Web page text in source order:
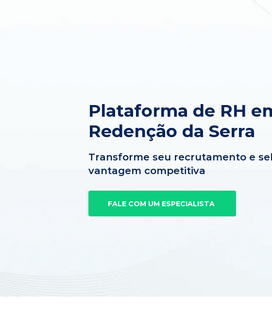
Plataforma de RH
Redenção da Serra
Transforme seu recrutamento e
vantagem competitiva
FALE COM UM ESPECIALISTA